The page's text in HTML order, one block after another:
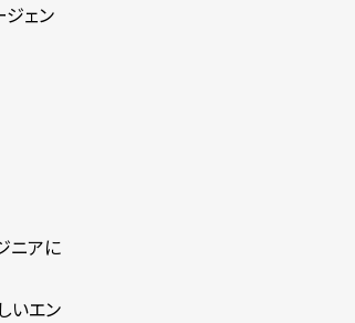
ジェン
ニアに
いエン